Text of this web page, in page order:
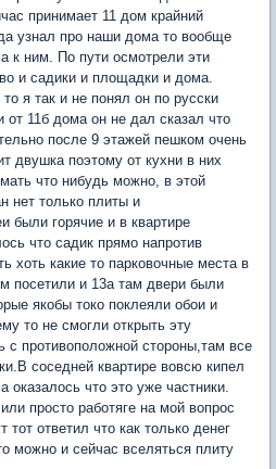
принимает 11 дом крайний
узнал про наши дома то вообще
к ним. По пути осмотрели эти
и садики и площадки и дома.
я так и не понял он по русски
от 11б дома он не дал сказал что
после 9 этажей пешком очень
двушка поэтому от кухни в них
что нибудь можно, в этой
нет только плиты и
были горячие и в квартире
что садик прямо напротив
хоть какие то парковочные места в
посетили и 13а там двери были
якобы токо поклеяли обои и
то не смогли открыть эту
с противоположной стороны,там все
соседней квартире вовсю кипел
оказалось что это уже частники.
просто работяге на мой вопрос
ответил что как только денег
можно и сейчас вселяться плиту